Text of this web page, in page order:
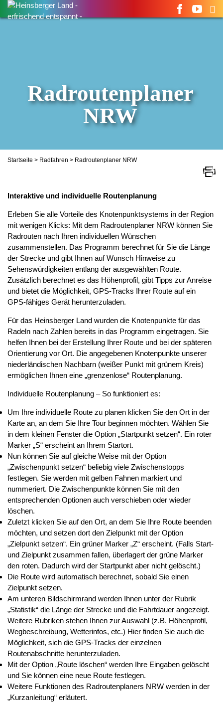
Suchen
nach:
Radroutenplaner
NRW
Startseite > Radfahren > Radroutenplaner NRW
Interaktive und individuelle Routenplanung
Erleben Sie alle Vorteile des Knotenpunktsystems in der Region
mit wenigen Klicks: Mit dem Radroutenplaner NRW können Sie
Radrouten nach Ihren individuellen Wünschen
zusammenstellen. Das Programm berechnet für Sie die Länge
der Strecke und gibt Ihnen auf Wunsch Hinweise zu
Sehenswürdigkeiten entlang der ausgewählten Route.
Zusätzlich berechnet es das Höhenprofil, gibt Tipps zur Anreise
und bietet die Möglichkeit, GPS-Tracks Ihrer Route auf ein
GPS-fähiges Gerät herunterzuladen.
Für das Heinsberger Land wurden die Knotenpunkte für das
Radeln nach Zahlen bereits in das Programm eingetragen. Sie
helfen Ihnen bei der Erstellung Ihrer Route und bei der späteren
Orientierung vor Ort. Die angegebenen Knotenpunkte unserer
niederländischen Nachbarn (weißer Punkt mit grünem Kreis)
ermöglichen Ihnen eine „grenzenlose“ Routenplanung.
Individuelle Routenplanung – So funktioniert es:
Um Ihre individuelle Route zu planen klicken Sie den Ort in der
Karte an, an dem Sie Ihre Tour beginnen möchten. Wählen Sie
in dem kleinen Fenster die Option „Startpunkt setzen“. Ein roter
Marker „S“ erscheint an Ihrem Startort.
Nun können Sie auf gleiche Weise mit der Option
„Zwischenpunkt setzen“ beliebig viele Zwischenstopps
festlegen. Sie werden mit gelben Fahnen markiert und
nummeriert. Die Zwischenpunkte können Sie mit den
entsprechenden Optionen auch verschieben oder wieder
löschen.
Zuletzt klicken Sie auf den Ort, an dem Sie Ihre Route beenden
möchten, und setzen dort den Zielpunkt mit der Option
„Zielpunkt setzen“. Ein grüner Marker „Z“ erscheint. (Falls Start-
und Zielpunkt zusammen fallen, überlagert der grüne Marker
den roten. Dadurch wird der Startpunkt aber nicht gelöscht.)
Die Route wird automatisch berechnet, sobald Sie einen
Zielpunkt setzen.
Am unteren Bildschirmrand werden Ihnen unter der Rubrik
„Statistik“ die Länge der Strecke und die Fahrtdauer angezeigt.
Weitere Rubriken stehen Ihnen zur Auswahl (z.B. Höhenprofil,
Wegbeschreibung, Wetterinfos, etc.) Hier finden Sie auch die
Möglichkeit, sich die GPS-Tracks der einzelnen
Routenabschnitte herunterzuladen.
Mit der Option „Route löschen“ werden Ihre Eingaben gelöscht
und Sie können eine neue Route festlegen.
Weitere Funktionen des Radroutenplaners NRW werden in der
„Kurzanleitung“ erläutert.